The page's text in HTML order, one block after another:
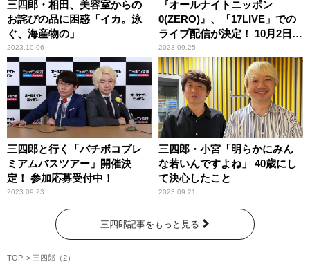
三四郎・相田、美容室からの
お詫びの品に困惑「イカ。泳
ぐ、海産物の」
2023.10.06
『オールナイトニッポン
0(ZERO)』、「17LIVE」での
ライブ配信が決定！ 10月2日か
ら開始！
2023.09.25
三四郎と行く「バチボコプレ
ミアムバスツアー」開催決
定！ 参加応募受付中！
2023.09.23
三四郎・小宮「明らかにみん
な若いんですよね」 40歳にし
て決心したこと
2023.09.21
三四郎記事をもっと見る
TOP 三四郎（2）